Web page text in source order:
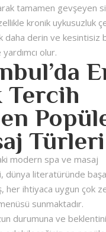
tamamen gevşeyen
kronik uykusuzluk
daha derin ve kesintisiz
olur.
Tercih
Türleri
modern spa ve masaj
dünya literatüründe
her ihtiyaca uygun çok
sunmaktadır.
durumuna ve